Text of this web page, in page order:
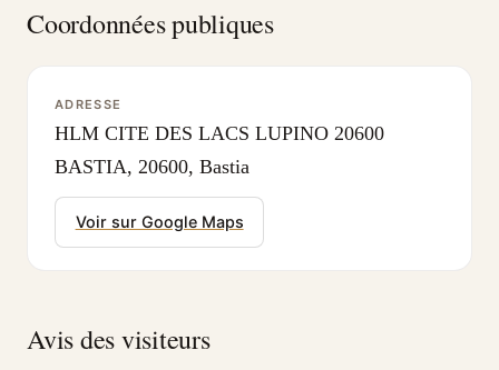
Coordonnées publiques
ADRESSE
HLM CITE DES LACS LUPINO 20600
BASTIA, 20600, Bastia
Voir sur Google Maps
Avis des visiteurs